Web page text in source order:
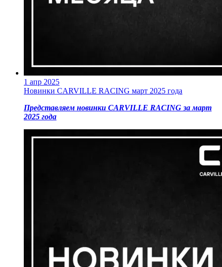
1 апр 2025
Новинки CARVILLE RACING март 2025 года
Представляем новинки CARVILLE RACING за март
2025 года